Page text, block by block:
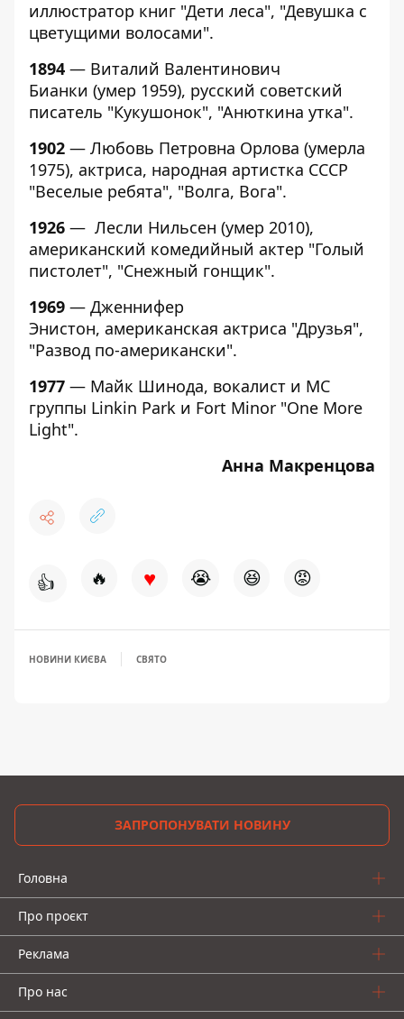
иллюстратор книг "Дети леса", "Девушка с
цветущими волосами".
1894 — Виталий Валентинович
Бианки (умер 1959), русский советский
писатель "Кукушонок", "Анюткина утка".
1902 — Любовь Петровна Орлова (умерла
1975), актриса, народная артистка СССР
"Веселые ребята", "Волга, Вога".
1926 — Лесли Нильсен (умер 2010),
американский комедийный актер "Голый
пистолет", "Снежный гонщик".
1969 — Дженнифер
Энистон, американская актриса "Друзья",
"Развод по-американски".
1977 — Майк Шинода, вокалист и MC
группы Linkin Park и Fort Minor "One More
Light".
Анна Макренцова
👍 🔥 ♥ 😭 😆 😡
НОВИНИ КИЄВА СВЯТО
ЗАПРОПОНУВАТИ НОВИНУ
Головна
Про проєкт
Реклама
Про нас